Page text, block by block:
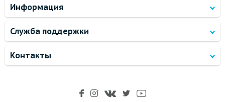
Информация
Служба поддержки
Контакты